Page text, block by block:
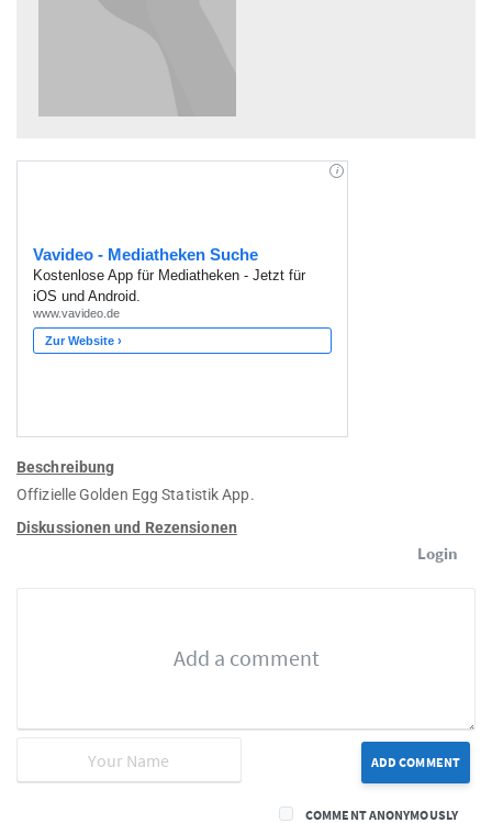
Beschreibung
Offizielle Golden Egg Statistik App.
Diskussionen und Rezensionen
Login
ADD COMMENT
COMMENT ANONYMOUSLY